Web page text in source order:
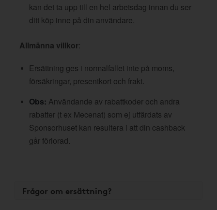
kan det ta upp till en hel arbetsdag innan du ser
ditt köp inne på din användare.
Allmänna villkor:
Ersättning ges i normalfallet inte på moms,
försäkringar, presentkort och frakt.
Obs: Användande av rabattkoder och andra
rabatter (t ex Mecenat) som ej utfärdats av
Sponsorhuset kan resultera i att din cashback
går förlorad.
Frågor om ersättning?